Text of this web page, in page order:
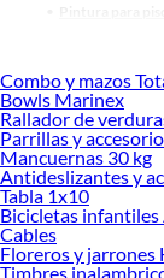
Rejas y
Coolers
Cooler eléctrico
Sillas plegables
Silla playa
Carpas
Mesa plegable
Camping
Piscina inflable
Jacuzzi inflable
Cocinilla de gas
Combo y mazos
Bowls Marinex
Rallador de
Parrillas y
Mancuernas 30 kg
Antideslizantes y
Tabla 1x10
Bicicletas
Cables
Floreros y jarrones
Timbres